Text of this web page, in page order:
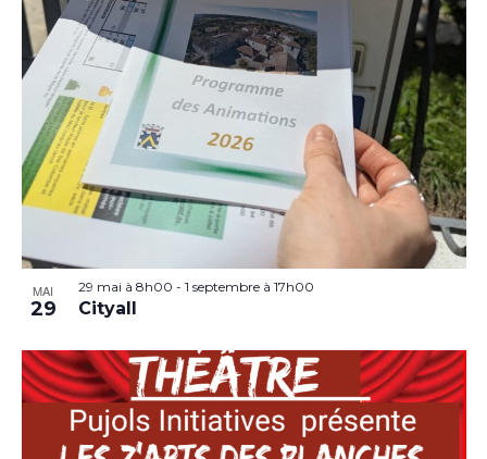
MAI
29
29 mai à 8h00 - 1 septembre à 17h00
Cityall